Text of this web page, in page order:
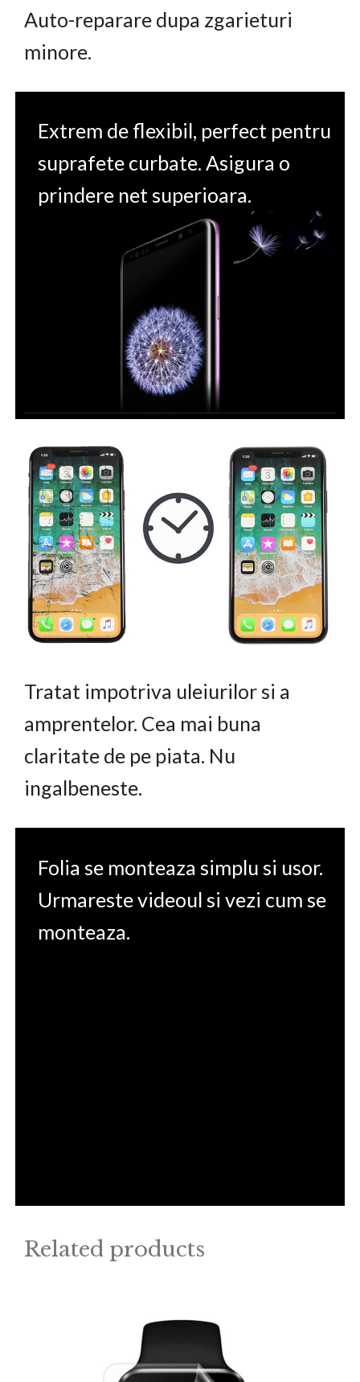
Auto-reparare dupa zgarieturi
minore.
Extrem de flexibil, perfect pentru
suprafete curbate. Asigura o
prindere net superioara.
Tratat impotriva uleiurilor si a
amprentelor. Cea mai buna
claritate de pe piata. Nu
ingalbeneste.
Folia se monteaza simplu si usor.
Urmareste videoul si vezi cum se
monteaza.
Related products